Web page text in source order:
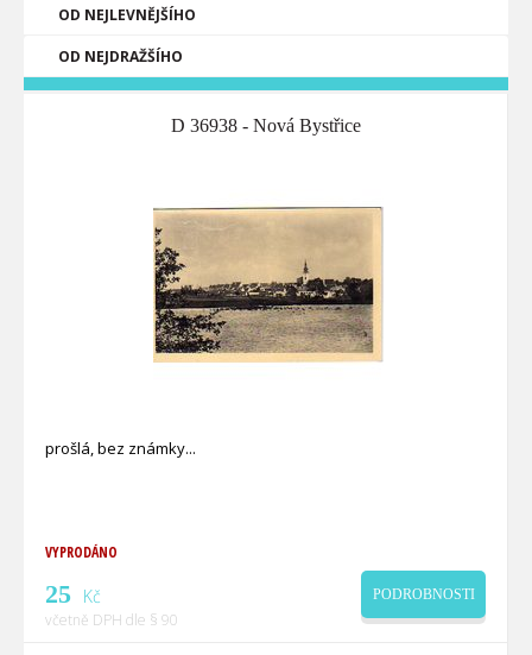
OD NEJLEVNĚJŠÍHO
OD NEJDRAŽŠÍHO
D 36938 - Nová Bystřice
prošlá, bez známky
VYPRODÁNO
25 Kč
včetně DPH dle § 90
PODROBNOSTI